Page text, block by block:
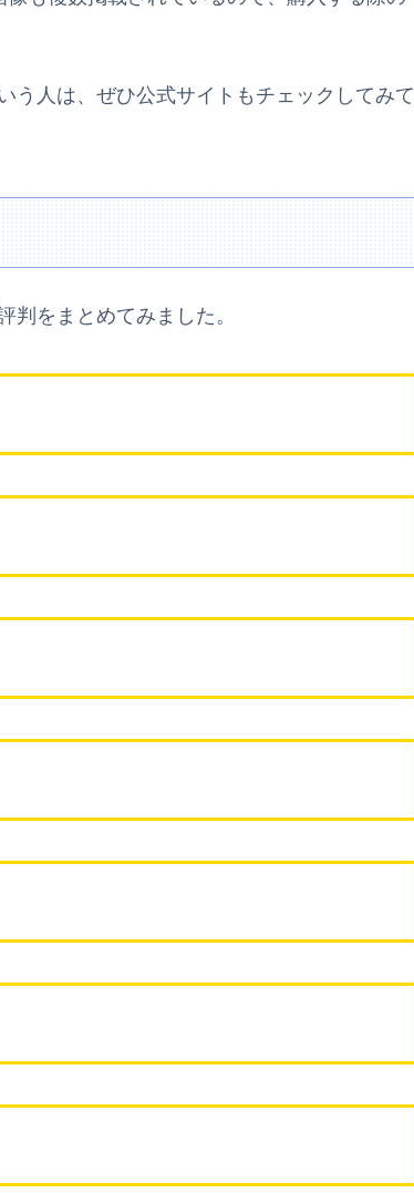
う人は、ぜひ公式サイトもチェックしてみて
判をまとめてみました。